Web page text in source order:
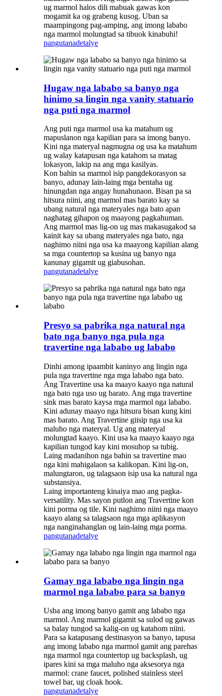
ug marmol halos dili mabuak gawas kon
mogamit ka og grabeng kusog. Uban sa
maampingong pag-amping, ang imong lababo
nga marmol molungtad sa tibuok kinabuhi!
pangutanadetalye
Hugaw nga lababo sa banyo nga
hinimo sa lingin nga vanity statuario
nga puti nga marmol
Ang puti nga marmol usa ka matahum ug
mapuslanon nga kapilian para sa imong banyo.
Kini nga materyal nagmugna og usa ka matahum
ug walay katapusan nga katahom sa matag
lokasyon, lakip na ang mga kasilyas.
Kon bahin sa marmol isip pangdekorasyon sa
banyo, adunay lain-laing mga bentaha ug
hinungdan nga angay hunahunaon. Bisan pa sa
hitsura niini, ang marmol mas barato kay sa
ubang natural nga materyales nga bato apan
naghatag gihapon og maayong pagkahuman.
Ang marmol mas lig-on ug mas makasugakod sa
kainit kay sa ubang materyales nga bato, nga
naghimo niini nga usa ka maayong kapilian alang
sa mga countertop sa kusina ug banyo nga
kanunay gigamit ug giabusohan.
pangutanadetalye
Presyo sa pabrika nga natural nga
bato nga banyo nga pula nga
travertine nga lababo ug lababo
Dinhi among ipaambit kaninyo ang lingin nga
pula nga travertine nga mga lababo nga bato.
Ang Travertine usa ka maayo kaayo nga natural
nga bato nga uso ug barato. Ang mga travertine
sink mas barato kaysa mga marmol nga lababo.
Kini adunay maayo nga hitsura bisan kung kini
mas barato. Ang Travertine giisip nga usa ka
maluho nga materyal. Ug ang materyal
molungtad kaayo. Kini usa ka maayo kaayo nga
kapilian tungod kay kini mosuhop sa tubig.
Laing madanihon nga bahin sa travertine mao
nga kini mahigalaon sa kalikopan. Kini lig-on,
malungtaron, ug talagsaon isip usa ka natural nga
substansiya.
Laing importanteng kinaiya mao ang pagka-
versatility. Mas sayon ​​putlon ang Travertine kon
kini porma og tile. Kini naghimo niini nga maayo
kaayo alang sa talagsaon nga mga aplikasyon
nga nanginahanglan og lain-laing mga porma.
pangutanadetalye
Gamay nga lababo nga lingin nga
marmol nga lababo para sa banyo
Usba ang imong banyo gamit ang lababo nga
marmol. Ang marmol gigamit sa sulod ug gawas
sa balay tungod sa kalig-on ug katahom niini.
Para sa katapusang destinasyon sa banyo, tapusa
ang imong lababo nga marmol gamit ang parehas
nga marmol nga countertop ug backsplash, ug
ipares kini sa mga maluho nga aksesorya nga
marmol: crane faucet, polished stainless steel
towel bar, ug cloak hook.
pangutanadetalye